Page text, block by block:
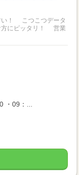
い！ こつこつデータ
方にピッタリ！ 営業
・09：...